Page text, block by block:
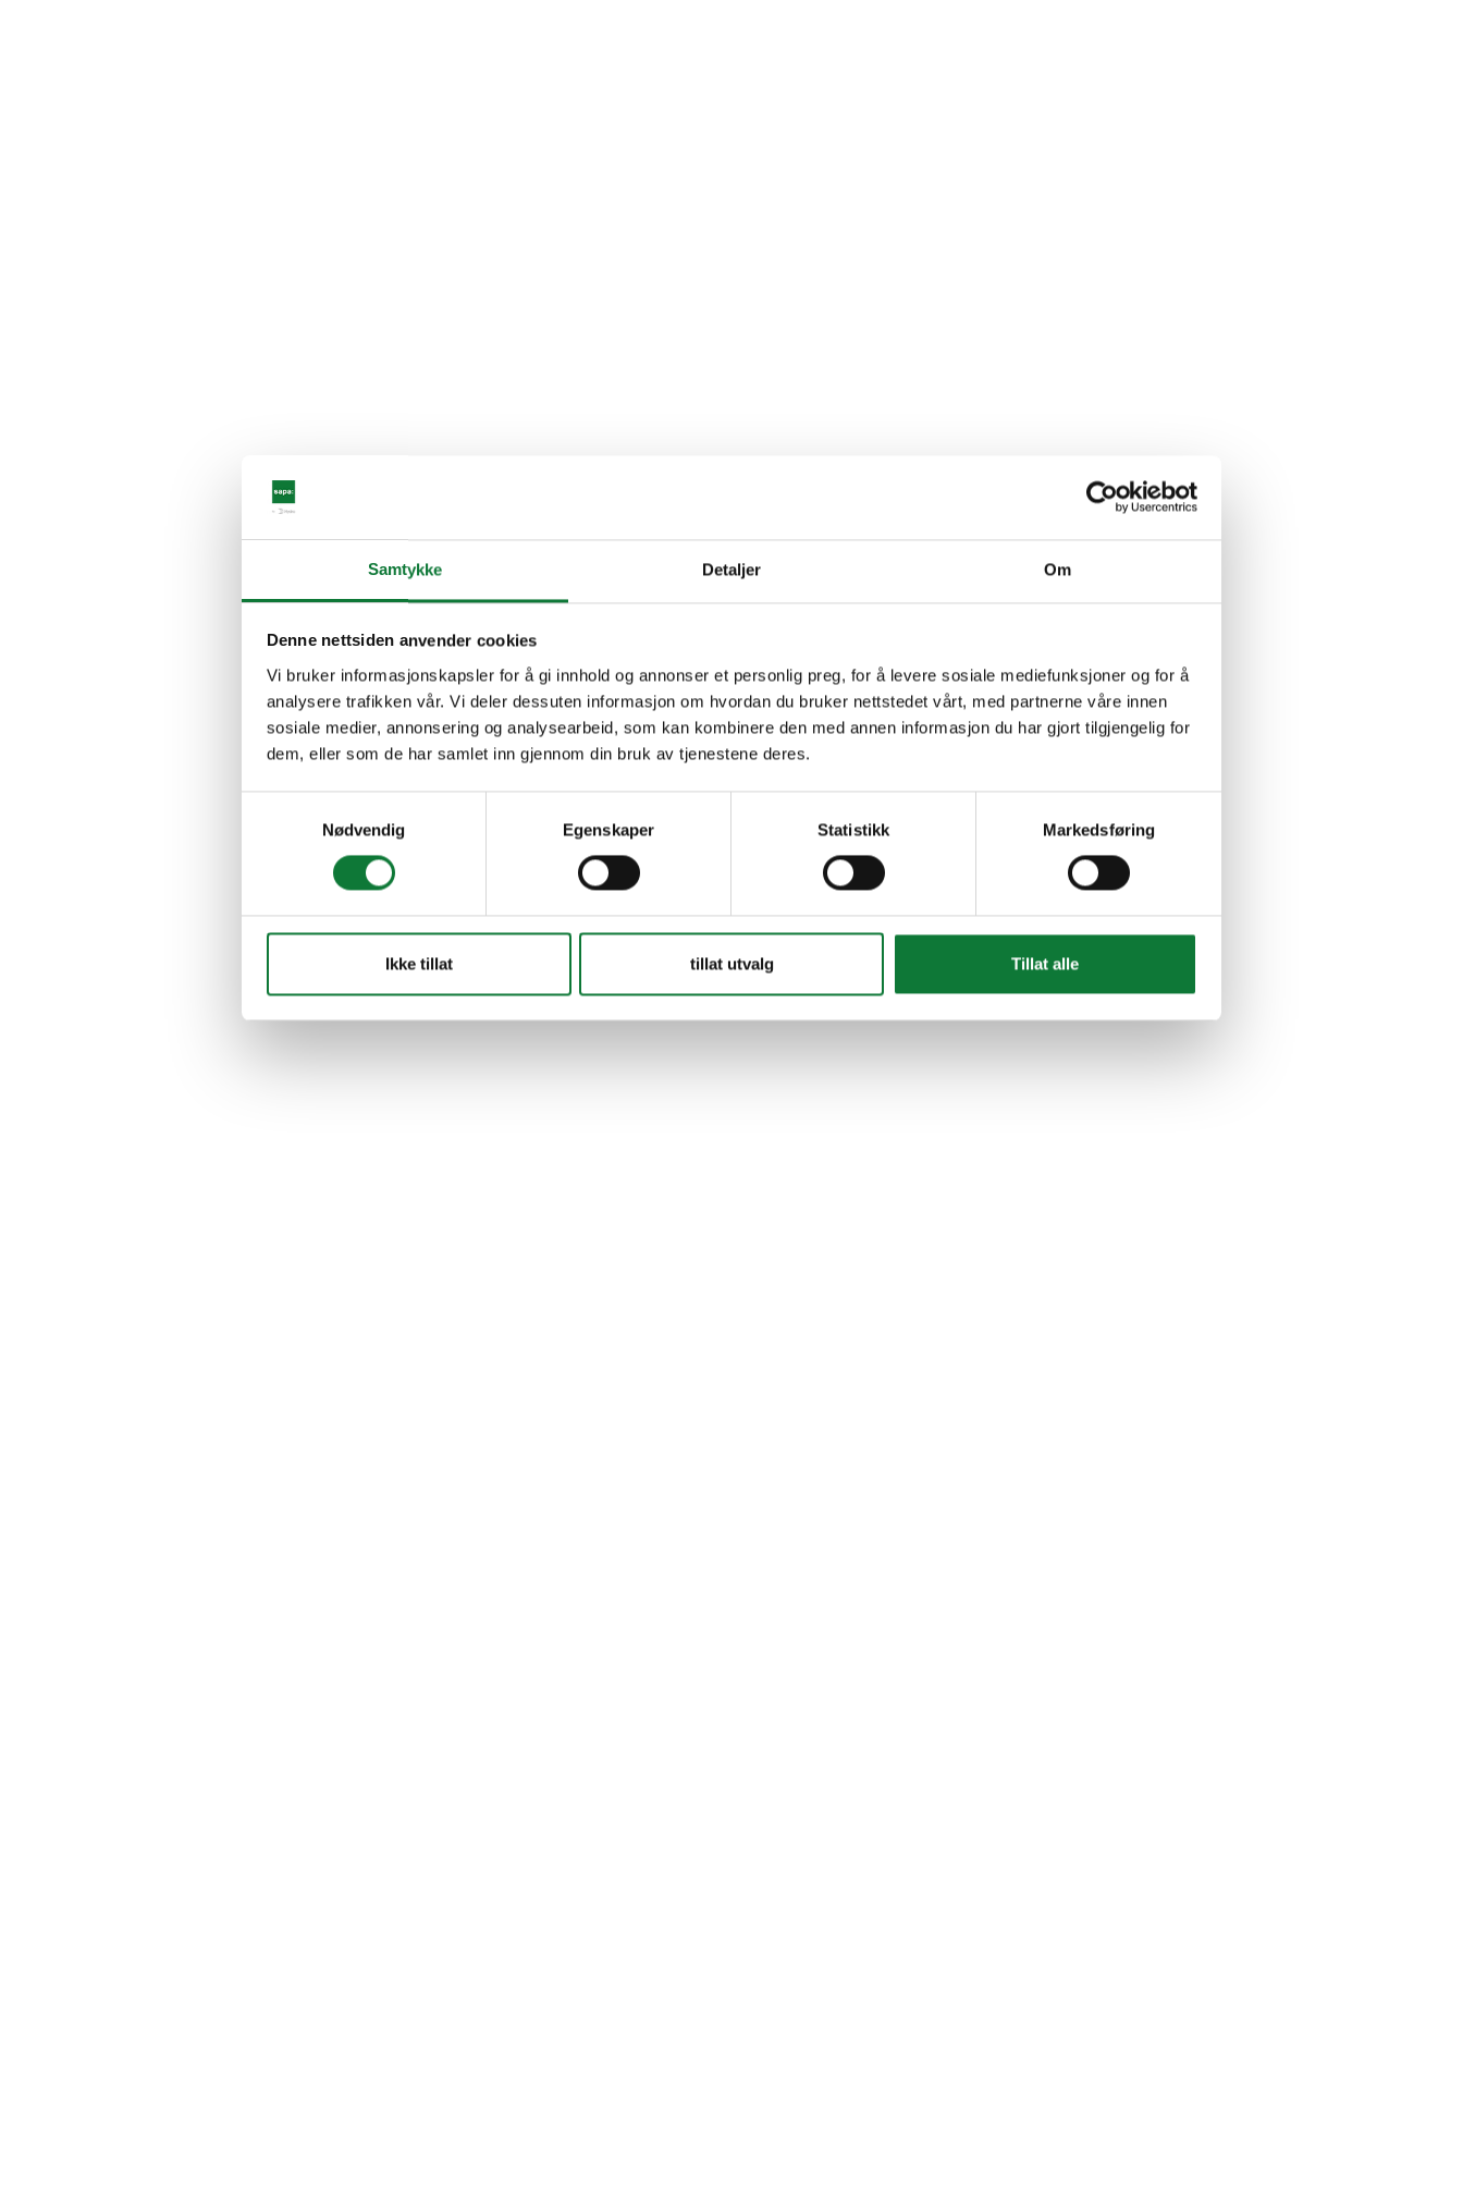
Samtykke Detaljer Om
Denne nettsiden anvender cookies
Vi bruker informasjonskapsler for å gi innhold og annonser et personlig preg, for å levere sosiale mediefunksjoner og for å
analysere trafikken vår. Vi deler dessuten informasjon om hvordan du bruker nettstedet vårt, med partnerne våre innen
sosiale medier, annonsering og analysearbeid, som kan kombinere den med annen informasjon du har gjort tilgjengelig for
dem, eller som de har samlet inn gjennom din bruk av tjenestene deres.
Nødvendig
Egenskaper Statistikk Markedsføring
Ikke tillat tillat utvalg Tillat alle